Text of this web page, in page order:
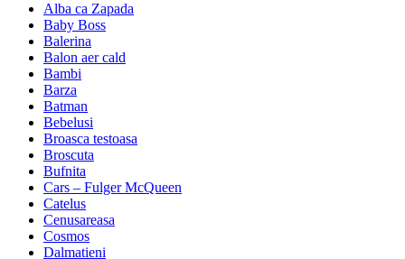
Alba ca Zapada
Baby Boss
Balerina
Balon aer cald
Bambi
Barza
Batman
Bebelusi
Broasca testoasa
Broscuta
Bufnita
Cars – Fulger McQueen
Catelus
Cenusareasa
Cosmos
Dalmatieni